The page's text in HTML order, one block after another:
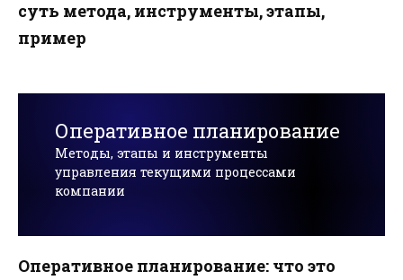
суть метода, инструменты, этапы,
пример
Оперативное планирование
Методы, этапы и инструменты
управления текущими процессами
компании
Оперативное планирование: что это